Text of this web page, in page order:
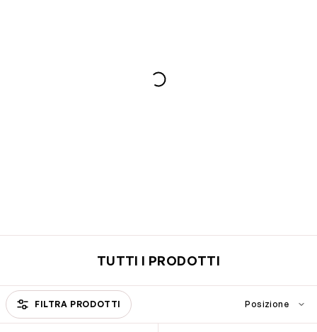
TUTTI I PRODOTTI
FILTRA PRODOTTI
Passa all'elenco prodotti